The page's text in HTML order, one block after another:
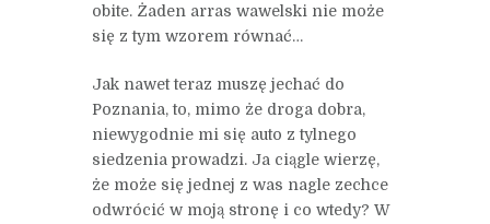
obite. Żaden arras wawelski nie może
się z tym wzorem równać…
Jak nawet teraz muszę jechać do
Poznania, to, mimo że droga dobra,
niewygodnie mi się auto z tylnego
siedzenia prowadzi. Ja ciągle wierzę,
że może się jednej z was nagle zechce
odwrócić w moją stronę i co wtedy? W